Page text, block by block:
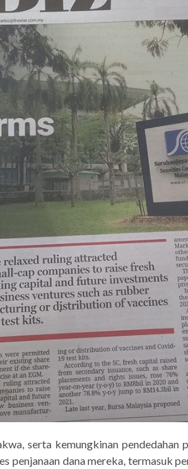
serta kemungkinan pendedahan
penjanaan dana mereka, termasuk